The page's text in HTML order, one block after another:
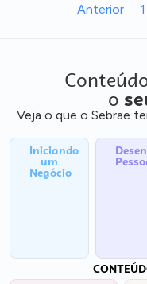
Anterior 1
o
Veja o que o Sebrae
Iniciando
um
Negócio